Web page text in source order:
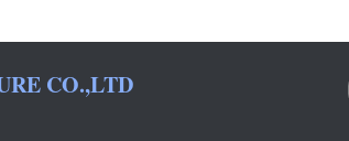
CO.,LTD